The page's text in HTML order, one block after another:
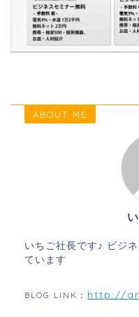
ABOUT ME
いちご社長です♪ ビジ
ています
BLOG LINK： http://